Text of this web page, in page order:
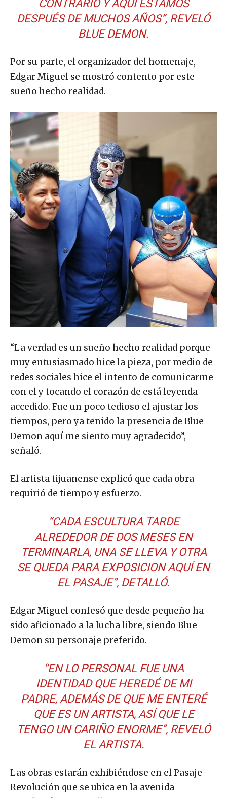
CONTRARIO Y AQUÍ ESTAMOS
DESPUÉS DE MUCHOS AÑOS”, REVELÓ
BLUE DEMON.
Por su parte, el organizador del homenaje,
Edgar Miguel se mostró contento por este
sueño hecho realidad.
“La verdad es un sueño hecho realidad porque
muy entusiasmado hice la pieza, por medio de
redes sociales hice el intento de comunicarme
con el y tocando el corazón de está leyenda
accedido. Fue un poco tedioso el ajustar los
tiempos, pero ya tenido la presencia de Blue
Demon aquí me siento muy agradecido”,
señaló.
El artista tijuanense explicó que cada obra
requirió de tiempo y esfuerzo.
“CADA ESCULTURA TARDE
ALREDEDOR DE DOS MESES EN
TERMINARLA, UNA SE LLEVA Y OTRA
SE QUEDA PARA EXPOSICION AQUÍ EN
EL PASAJE”, DETALLÓ.
Edgar Miguel confesó que desde pequeño ha
sido aficionado a la lucha libre, siendo Blue
Demon su personaje preferido.
“EN LO PERSONAL FUE UNA
IDENTIDAD QUE HEREDÉ DE MI
PADRE, ADEMÁS DE QUE ME ENTERÉ
QUE ES UN ARTISTA, ASÍ QUE LE
TENGO UN CARIÑO ENORME”, REVELÓ
EL ARTISTA.
Las obras estarán exhibiéndose en el Pasaje
Revolución que se ubica en la avenida